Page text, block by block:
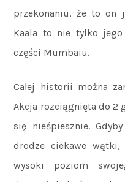
przekonaniu, że to on
Kaala to nie tylko
części Mumbaiu.
Całej historii można
Akcja rozciągnięta do 2
się nieśpiesznie.
drodze ciekawe
wysoki poziom